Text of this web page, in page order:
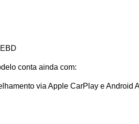
conta ainda com:
via Apple CarPlay e Android